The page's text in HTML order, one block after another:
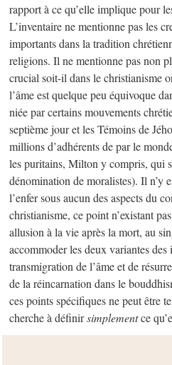
rapport à ce qu’elle implique pour
L’inventaire ne mentionne pas les
importants dans la tradition
religions. Il ne mentionne pas non
crucial soit-il dans le christianisme
l’âme est quelque peu équivoque
niée par certains mouvements
septième jour et les Témoins de
millions d’adhérents de par le
les puritains, Milton y compris, qui
dénomination de moralistes). Il n’y
l’enfer sous aucun des aspects du
christianisme, ce point n’existant
allusion à la vie après la mort, au
accommoder les deux variantes des
transmigration de l’âme et de
de la réincarnation dans le
ces points spécifiques ne peut être
cherche à définirsimplementce